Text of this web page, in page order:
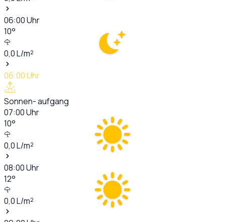
06:00Uhr
10°
0,0L/m²
06:00Uhr
Sonnen- aufgang
07:00Uhr
10°
0,0L/m²
08:00Uhr
12°
0,0L/m²